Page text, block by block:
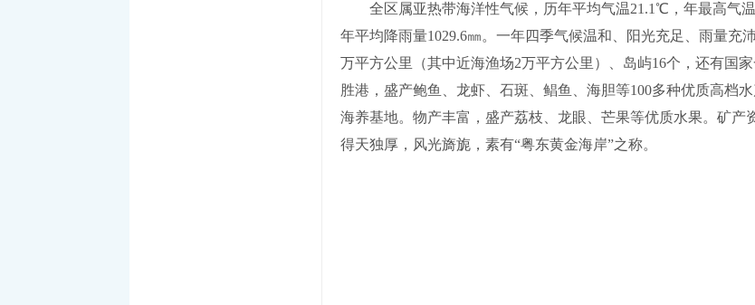
全区属亚热带海洋性气候，历年平均气温21.1℃，年最高气温
年平均降雨量1029.6㎜。一年四季气候温和、阳光充足、雨量充
万平方公里（其中近海渔场2万平方公里）、岛屿16个，还有国
胜港，盛产鲍鱼、龙虾、石斑、鲳鱼、海胆等100多种优质高档
海养基地。物产丰富，盛产荔枝、龙眼、芒果等优质水果。矿
得天独厚，风光旖旎，素有“粤东黄金海岸”之称。